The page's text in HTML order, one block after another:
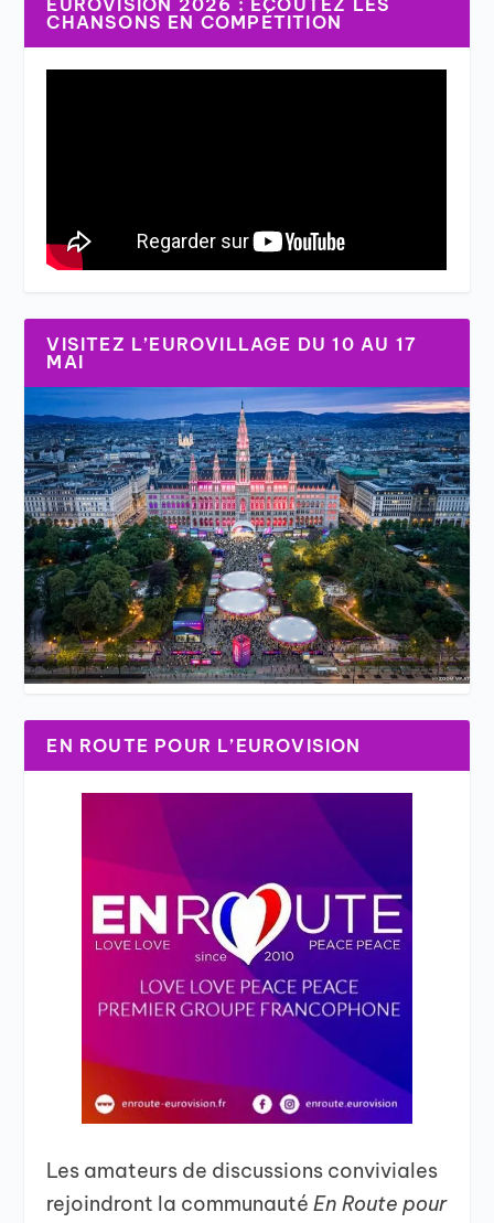
EUROVISION 2026 : ÉCOUTEZ LES
CHANSONS EN COMPÉTITION
VISITEZ L’EUROVILLAGE DU 10 AU 17
MAI
EN ROUTE POUR L’EUROVISION
Les amateurs de discussions conviviales
rejoindront la communautéEn Route pour